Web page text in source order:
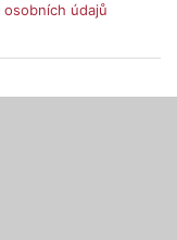
osobních údajů